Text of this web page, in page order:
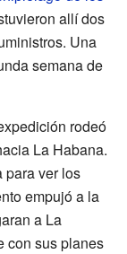
allí dos
Una
semana de
rodeó
La Habana.
para ver los
empujó a la
a La
con sus planes